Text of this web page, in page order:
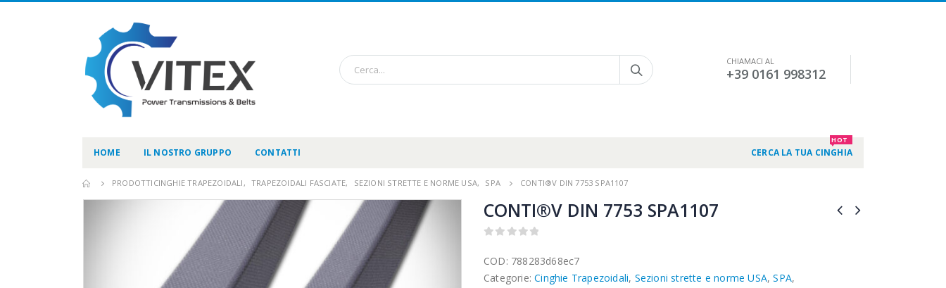
CHIAMACI AL
+39 0161 998312
HOME IL NOSTRO GRUPPO CONTATTI CERCA LA TUA CINGHIA
HOT
PRODOTTI CINGHIE TRAPEZOIDALI, TRAPEZOIDALI FASCIATE, SEZIONI STRETTE E NORME USA, SPA CONTI®V DIN 7753 SPA1107
CONTI®V DIN 7753 SPA1107
COD: 788283d68ec7
Categorie:Cinghie Trapezoidali, Sezioni strette e norme USA,SPA,